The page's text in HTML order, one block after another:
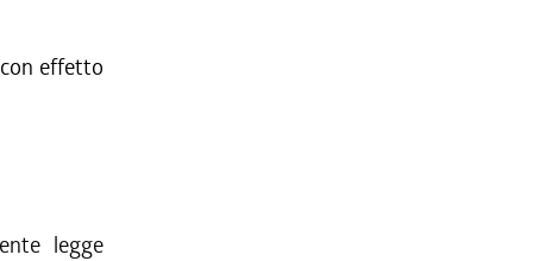
effetto
legge